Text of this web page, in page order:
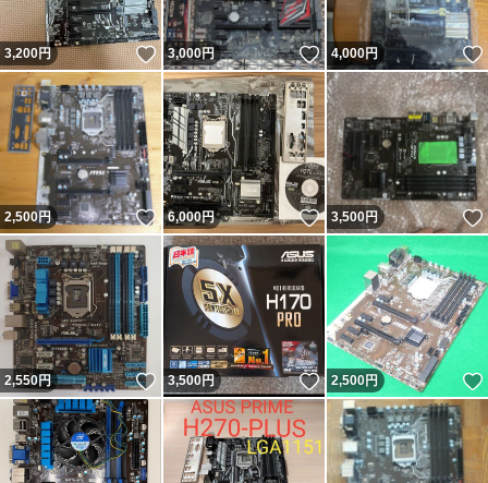
3,200円 いいね！
3,000円 いいね！
4,000円
2,500円 いいね！
6,000円 いいね！
3,500円
2,550円 いいね！
3,500円 いいね！
2,500円